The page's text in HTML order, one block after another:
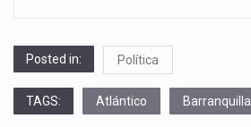
Posted in: Política
TAGS: Atlántico Barranquilla